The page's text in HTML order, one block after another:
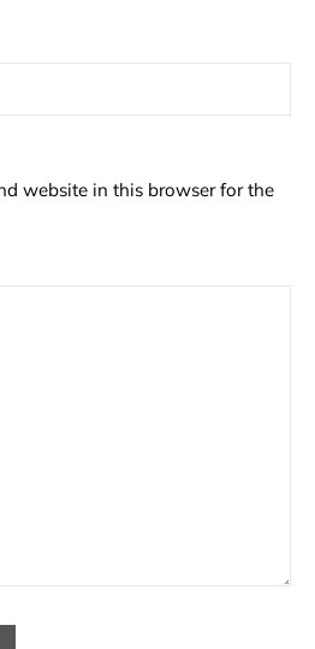
website in this browser for the